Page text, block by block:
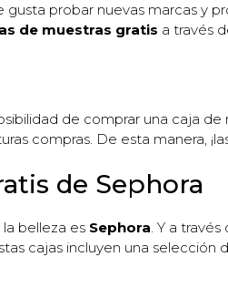
probar nuevas marcas y
de muestras gratis a través
de comprar una caja
compras. De esta manera,
de Sephora
belleza es Sephora. Y a
cajas incluyen una selección